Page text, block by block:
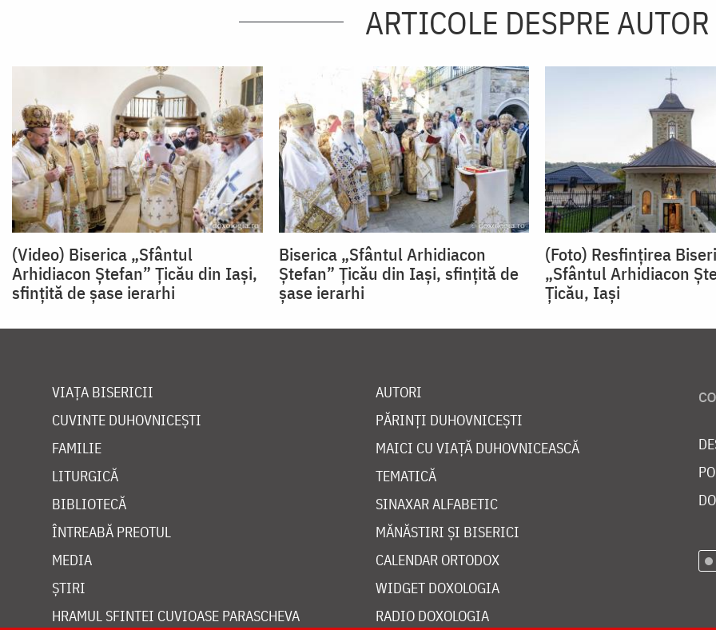
ARTICOLE DESPRE AUTOR
(Video) Biserica „Sfântul
Arhidiacon Ștefan” Țicău din Iaşi,
sfinţită de șase ierarhi
Biserica „Sfântul Arhidiacon
Ștefan” Țicău din Iaşi, sfinţită de
șase ierarhi
(Foto) Resfințirea
„Sfântul Arhidiacon
Țicău, Iași
VIAȚA BISERICII
CUVINTE DUHOVNICEȘTI
FAMILIE
LITURGICĂ
BIBLIOTECĂ
ÎNTREABĂ PREOTUL
MEDIA
ȘTIRI
HRAMUL SFINTEI CUVIOASE PARASCHEVA
AUTORI
PĂRINȚI DUHOVNICEȘTI
MAICI CU VIAȚĂ DUHOVNICEASCĂ
TEMATICĂ
SINAXAR ALFABETIC
MĂNĂSTIRI ȘI BISERICI
CALENDAR ORTODOX
WIDGET DOXOLOGIA
RADIO DOXOLOGIA